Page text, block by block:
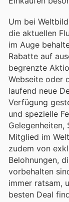
Um bei
die aktuellen
im Auge
Rabatte auf
begrenzte
Webseite oder
laufend neue
Verfügung
und spezielle
Gelegenheiten,
Mitglied im
zudem von
Belohnungen,
vorbehalten
immer ratsam,
besten Deal